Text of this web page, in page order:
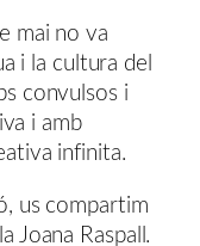
mai no va
i la cultura del
convulsos i
i amb
infinita.
us compartim
Joana Raspall.